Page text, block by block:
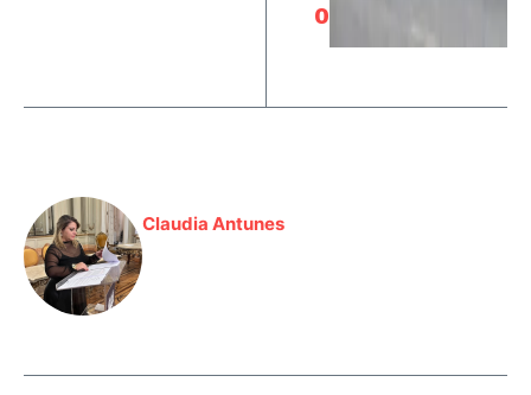
o
Claudia Antunes